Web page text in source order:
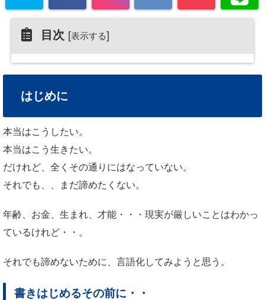
目次 [表示する]
はじめに
本当はこうしたい。
本当はこう生きたい。
だけれど、全くその通りにはなっていない。
それでも、、まだ諦めたくない。
年齢、お金、生まれ、才能・・・現実が厳しいことはわかっ
ているけれど・・。
それでも諦めないために、言語化してみようと思う。
書きはじめるその前に・・